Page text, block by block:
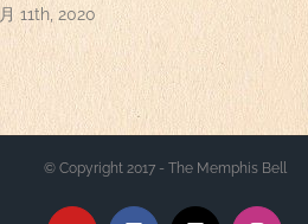
11th, 2020
© Copyright 2017 - The Memphis Bell